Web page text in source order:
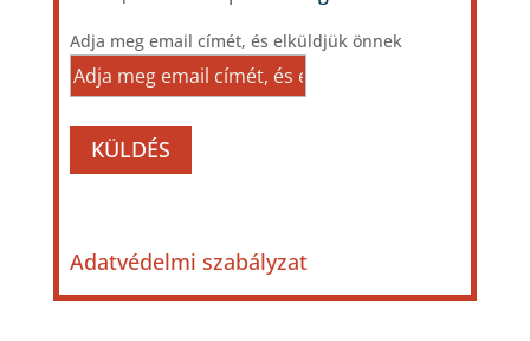
Adja meg email címét, és elküldjük önnek
KÜLDÉS
Adatvédelmi szabályzat